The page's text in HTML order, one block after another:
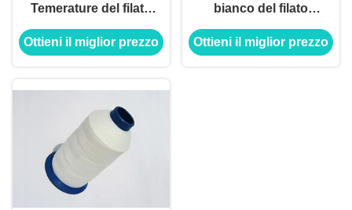
Temerature del filato
cucirino di 100%
PTFE 1250d 1500d
Ottieni il miglior prezzo
bianco del filato
cucirino 1250d del
sacchetto filtro di
Ottieni il miglior prezzo